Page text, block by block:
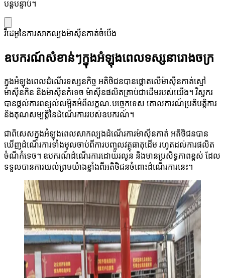
បន្តបន្ទាប់។
វីដេអូនៃការសាកល្បងម៉ាស៊ីនកាត់ចំបើង
ឧបករណ៍សំខាន់ៗក្នុងអំឡុងពេលទស្សនារោងចក្រ
ក្នុងអំឡុងពេលដំណើរទស្សនកិច្ច អតិថិជនបានផ្តោតលើម៉ាស៊ីនកាត់ស្មៅ
ម៉ាស៊ីនកិន និងម៉ាស៊ីនកំទេច ម៉ាស៊ីនផលិតគ្រាប់ជាដើមរបស់យើង។ វិស្វករ
បានផ្តល់ការពន្យល់លម្អិតអំពីលក្ខណៈបច្ចេកទេស គោលការណ៍ប្រតិបត្តិការ
និងគុណសម្បត្តិនៃដំណើរការរបស់ឧបករណ៍។
ជាពិសេសក្នុងអំឡុងពេលសាកល្បងដំណើរការម៉ាស៊ីនកាត់ អតិថិជនបាន
ឃើញដំណើរការទាំងមូលចាប់ពីការបញ្ចូលវត្ថុធាតុដើម រហូតដល់ការផលិត
ចំណីកំទេច។ ឧបករណ៍ដំណើរការដោយរលូន និងមានប្រសិទ្ធភាពខ្ពស់ ដែល
ទទួលបានការយល់ព្រមយ៉ាងខ្លាំងពីអតិថិជនចំពោះដំណើរការនេះ។